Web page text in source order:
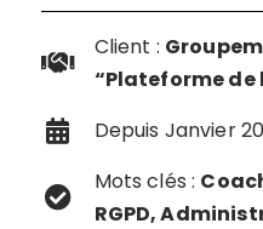
Client :
“Plateforme de
Depuis Janvier
Mots clés :
RGPD,